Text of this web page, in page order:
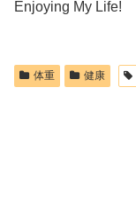
Enjoying My Life!
体重 健康